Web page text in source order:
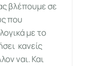
βλέπουμε σε
που
με το
κανείς
ναι. Και